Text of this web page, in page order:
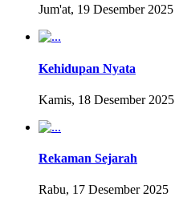
Jum'at, 19 Desember 2025
Kehidupan Nyata
Kamis, 18 Desember 2025
Rekaman Sejarah
Rabu, 17 Desember 2025